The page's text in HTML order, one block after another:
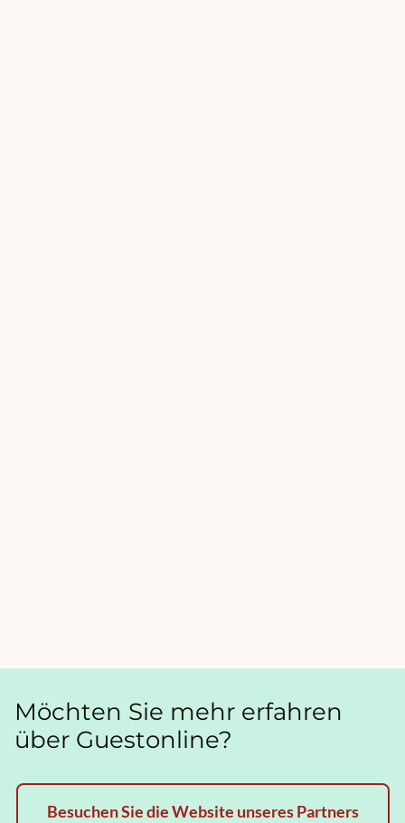
Möchten Sie mehr erfahren
über Guestonline?
Besuchen Sie die Website unseres Partners